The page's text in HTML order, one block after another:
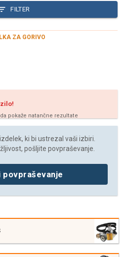
FILTER
ZA GORIVO
pokaže natančne rezultate
ki bi ustrezal vaši izbiri.
pošljite povpraševanje.
povpraševanje